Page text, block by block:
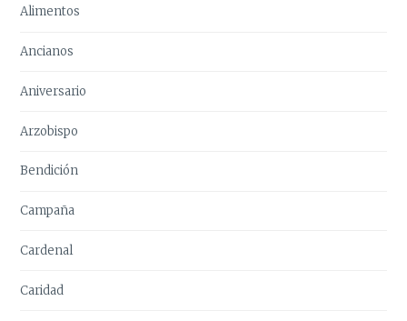
Alimentos
Ancianos
Aniversario
Arzobispo
Bendición
Campaña
Cardenal
Caridad